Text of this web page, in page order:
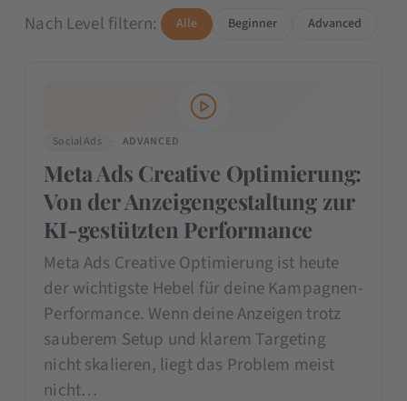
Nach Level filtern: Alle Beginner Advanced
Social Ads ADVANCED
Meta Ads Creative Optimierung:
Von der Anzeigengestaltung zur
KI-gestützten Performance
Meta Ads Creative Optimierung ist heute
der wichtigste Hebel für deine Kampagnen-
Performance. Wenn deine Anzeigen trotz
sauberem Setup und klarem Targeting
nicht skalieren, liegt das Problem meist
nicht…